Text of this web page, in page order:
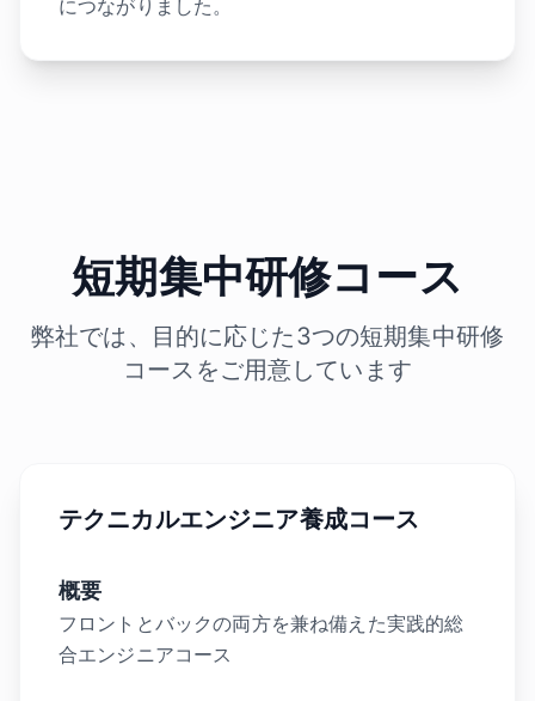
につながりました。
短期集中研修コース
弊社では、目的に応じた3つの短期集中研修
コースをご用意しています
テクニカルエンジニア養成コース
概要
フロントとバックの両方を兼ね備えた実践的総
合エンジニアコース